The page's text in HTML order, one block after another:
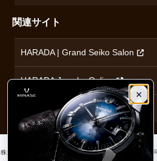
ブランド一覧を見る
関連サイト
HARADA | Grand Seiko Salon
HARADA Jewelry Online
ハラダブライダル
株式会社ハラダ 徳島県徳島市沖浜東1丁目9 古物商許
×